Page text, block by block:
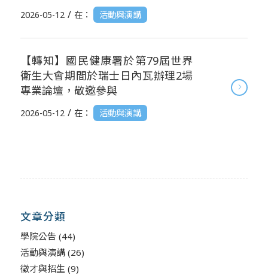
2026-05-12 / 在： 活動與演講
【轉知】國民健康署於第79屆世界
衛生大會期間於瑞士日內瓦辦理2場
專業論壇，敬邀參與
2026-05-12 / 在： 活動與演講
文章分類
學院公告 (44)
活動與演講(26)
徵才與招生(9)